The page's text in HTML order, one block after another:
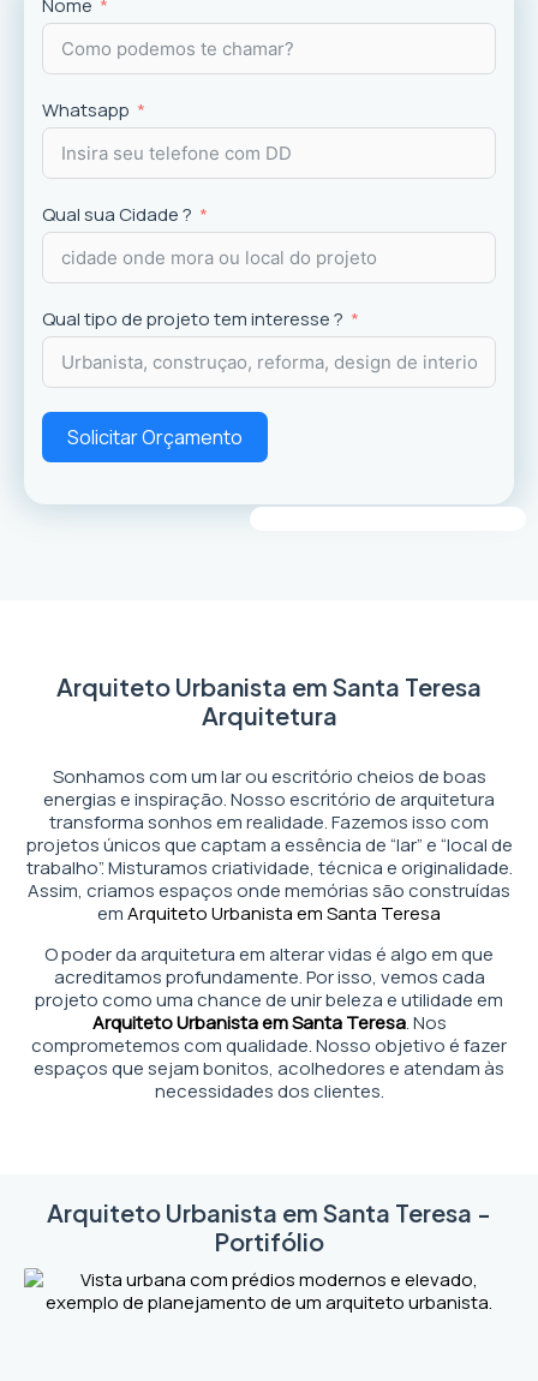
experiência dos usuários.
Nome
Whatsapp
Qual sua Cidade ?
Qual tipo de projeto tem interesse ?
Solicitar Orçamento
Arquiteto Urbanista em Santa Teresa
Arquitetura
Sonhamos com um lar ou escritório cheios de boas
energias e inspiração. Nosso escritório de arquitetura
transforma sonhos em realidade. Fazemos isso com
projetos únicos que captam a essência de “lar” e “local de
trabalho”. Misturamos criatividade, técnica e originalidade.
Assim, criamos espaços onde memórias são construídas
emArquiteto Urbanista em Santa Teresa
O poder da arquitetura em alterar vidas é algo em que
acreditamos profundamente. Por isso, vemos cada
projeto como uma chance de unir beleza e utilidade em
Arquiteto Urbanista em Santa Teresa. Nos
comprometemos com qualidade. Nosso objetivo é fazer
espaços que sejam bonitos, acolhedores e atendam às
necessidades dos clientes.
Arquiteto Urbanista em Santa Teresa -
Portifólio